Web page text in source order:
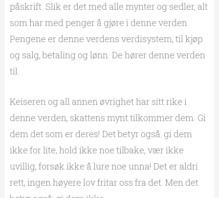
påskrift. Slik er det med alle mynter og sedler, alt
som har med penger å gjøre i denne verden.
Pengene er denne verdens verdisystem, til kjøp
og salg, betaling og lønn. De hører denne verden
til.
Keiseren og all annen øvrighet har sitt rike i
denne verden, skattens mynt tilkommer dem. Gi
dem det som er deres! Det betyr også: gi dem
ikke for lite, hold ikke noe tilbake, vær ikke
uvillig, forsøk ikke å lure noe unna! Det er aldri
rett, ingen høyere lov fritar oss fra det. Men det